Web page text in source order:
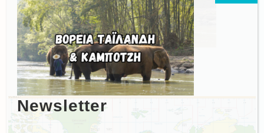
Newsletter